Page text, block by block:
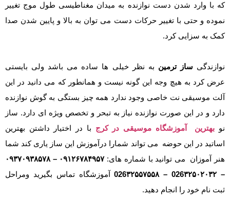
که با وارد شدن دست نوازنده به میدان مغناطیسی طول موج تغییر
نموده و حتی با تغییر حرکات دست می توان به بالا و پایین شدن صدا
کمک به سزایی کرد.
نوازندگی ساز ترمین به نظر خیلی ها ساده می باشد ولی بایستی
عرض کرد به هیچ وجه این گونه نیست و همانطور که می دانید در این
آلت موسیقی نت خاصی وجود ندارد همه چیز بستگی به گوش نوازنده
دارد و در این صورت نوازنده نیاز به تبحر و تخصص ویژه ای دارد. ساز
نو بهترین آموزشگاه موسیقی در کرج با در اختیار داشتن بهترین
اساتید در این حوضه می تواند شمارا درآموزش این ساز یاری کند شما
هنر آموزان می توانید با شماره های:
۰۹۱۲۶۷۸۴۹۵۷ – ۰۹۳۷۰۹۳۸۵۷۸
– 026۳۲۵۰۲۰۳۲ – 026۳۲۵۵۷۵۵۸​
آموزشگاه تماس بگیرید ومراحل
ثبت نام خود را انجام دهید.